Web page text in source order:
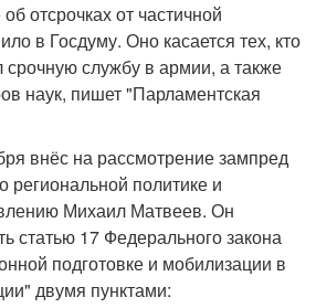
отсрочках от частичной
в Госдуму. Оно касается тех, кто
службу в армии, а также
наук, пишет "Парламентская
внёс на рассмотрение зампред
региональной политике и
Михаил Матвеев. Он
статью 17 Федерального закона
подготовке и мобилизации в
двумя пунктами: